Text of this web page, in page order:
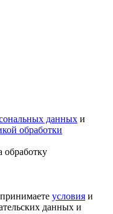
данных и
обработки
обработку
условия и
данных и